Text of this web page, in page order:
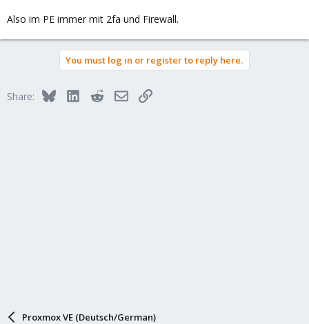
Also im PE immer mit 2fa und Firewall.
You must log in or register to reply here.
Share: BlueskyLinkedInRedditEmailLink
Proxmox VE (Deutsch/German)